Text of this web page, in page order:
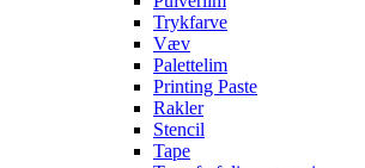
Trykfarve
Væv
Palettelim
Printing Paste
Rakler
Stencil
Tape